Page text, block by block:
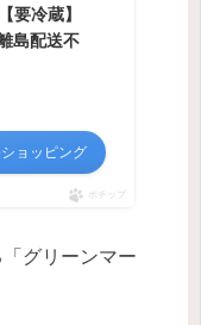
要冷蔵】
島配送不
ョッピング
ポチップ
グリーンマー